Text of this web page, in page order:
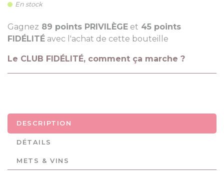
En stock
Gagnez 89 points PRIVILÈGE et 45 points
FIDÉLITÉ avec l'achat de cette bouteille
Le CLUB FIDÉLITÉ, comment ça marche ?
DESCRIPTION
DÉTAILS
METS & VINS